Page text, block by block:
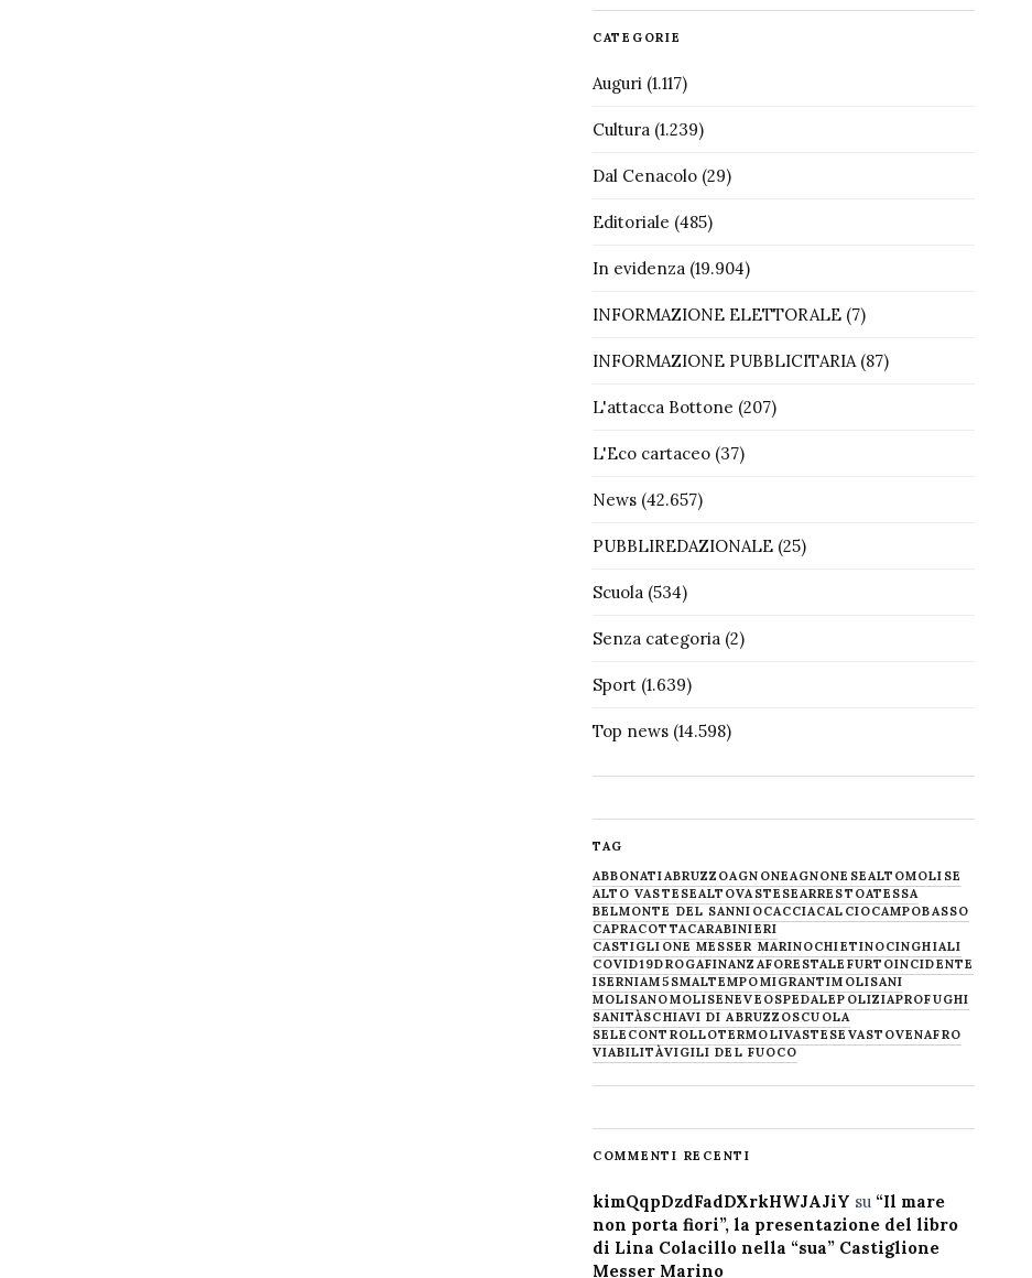
CATEGORIE
Auguri(1.117)
Cultura(1.239)
Dal Cenacolo(29)
Editoriale (485)
In evidenza(19.904)
INFORMAZIONE ELETTORALE(7)
INFORMAZIONE PUBBLICITARIA(87)
L'attacca Bottone (207)
L'Eco cartaceo(37)
News(42.657)
PUBBLIREDAZIONALE(25)
Scuola(534)
Senza categoria(2)
Sport(1.639)
Top news(14.598)
TAG
ABBONATIABRUZZOAGNONEAGNONESEALTOMOLISE
ALTO VASTESEALTOVASTESEARRESTOATESSA
BELMONTE DEL SANNIOCACCIACALCIOCAMPOBASSO
CAPRACOTTACARABINIERI
CASTIGLIONE MESSER MARINOCHIETINOCINGHIALI
COVID19DROGAFINANZAFORESTALE FURTOINCIDENTE
ISERNIAM5SMALTEMPOMIGRANTIMOLISANI
MOLISANOMOLISENEVE OSPEDALEPOLIZIAPROFUGHI
SANITÀSCHIAVI DI ABRUZZOSCUOLA
SELECONTROLLOTERMOLIVASTESE VASTOVENAFRO
VIABILITÀVIGILI DEL FUOCO
COMMENTI RECENTI
kimQqpDzdFadDXrkHWJAJiY su “Il mare
non porta fiori”, la presentazione del libro
di Lina Colacillo nella “sua” Castiglione
Messer Marino